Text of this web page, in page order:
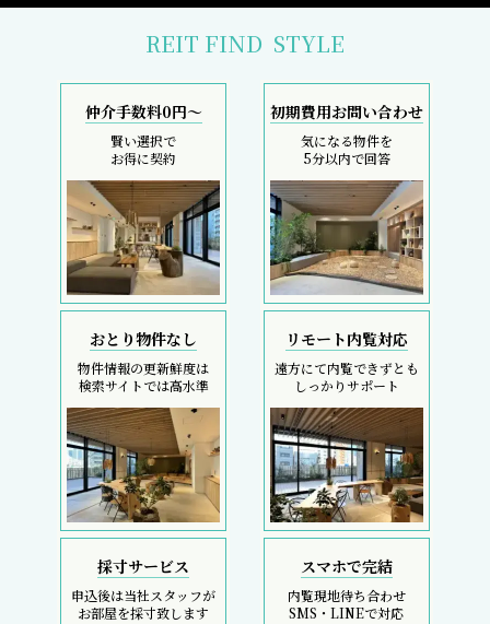
REIT FIND STYLE
仲介手数料0円～
賢い選択で
お得に契約
初期費用お問い合わせ
気になる物件を
5分以内で回答
おとり物件なし
物件情報の更新鮮度は
検索サイトでは高水準
リモート内覧対応
遠方にて内覧できずとも
しっかりサポート
採寸サービス
申込後は当社スタッフが
お部屋を採寸致します
スマホで完結
内覧現地待ち合わせ
SMS・LINEで対応